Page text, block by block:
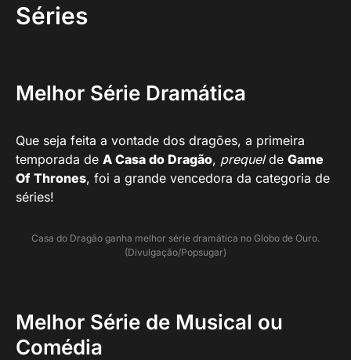
Séries
Melhor Série Dramática
Que seja feita a vontade dos dragões, a primeira
temporada de A Casa do Dragão, prequelde Game
Of Thrones, foi a grande vencedora da categoria de
séries!
Casa do Dragão ganha melhor série dramática no Globo de Ouro.
(Divulgação/Popsugar)
Melhor Série de Musical ou
Comédia